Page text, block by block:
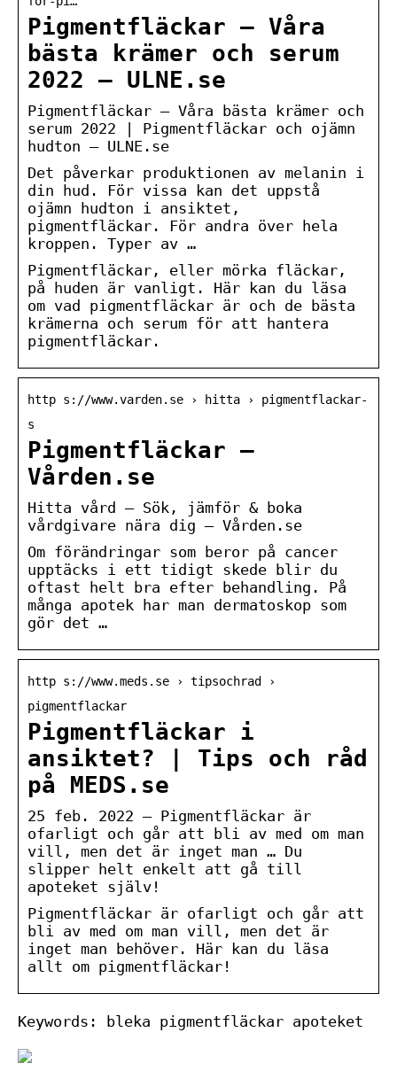
Pigmentfläckar – Våra
bästa krämer och serum
2022 – ULNE.se
Pigmentfläckar – Våra bästa krämer och
serum 2022 | Pigmentfläckar och ojämn
hudton – ULNE.se
Det påverkar produktionen av melanin i
din hud. För vissa kan det uppstå
ojämn hudton i ansiktet,
pigmentfläckar. För andra över hela
kroppen. Typer av …
Pigmentfläckar, eller mörka fläckar,
på huden är vanligt. Här kan du läsa
om vad pigmentfläckar är och de bästa
krämerna och serum för att hantera
pigmentfläckar.
http s://www.varden.se › hitta › pigmentflackar-
s
Pigmentfläckar –
Vården.se
Hitta vård – Sök, jämför & boka
vårdgivare nära dig – Vården.se
Om förändringar som beror på cancer
upptäcks i ett tidigt skede blir du
oftast helt bra efter behandling. På
många apotek har man dermatoskop som
gör det …
http s://www.meds.se › tipsochrad ›
pigmentflackar
Pigmentfläckar i
ansiktet? | Tips och råd
på MEDS.se
25 feb. 2022 — Pigmentfläckar är
ofarligt och går att bli av med om man
vill, men det är inget man … Du
slipper helt enkelt att gå till
apoteket själv!
Pigmentfläckar är ofarligt och går att
bli av med om man vill, men det är
inget man behöver. Här kan du läsa
allt om pigmentfläckar!
Keywords: bleka pigmentfläckar apoteket